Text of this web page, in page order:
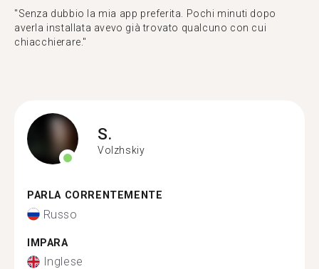
"Senza dubbio la mia app preferita. Pochi minuti dopo
averla installata avevo già trovato qualcuno con cui
chiacchierare."
S.
Volzhskiy
PARLA CORRENTEMENTE
Russo
IMPARA
Inglese